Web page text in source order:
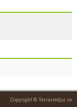
Copyright © Terrariedjur.se